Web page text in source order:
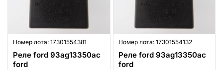
Номер лота: 17301554381
Реле ford 93ag13350ac
ford
Номер лота: 17301554132
Реле ford 93ag13350ac
ford